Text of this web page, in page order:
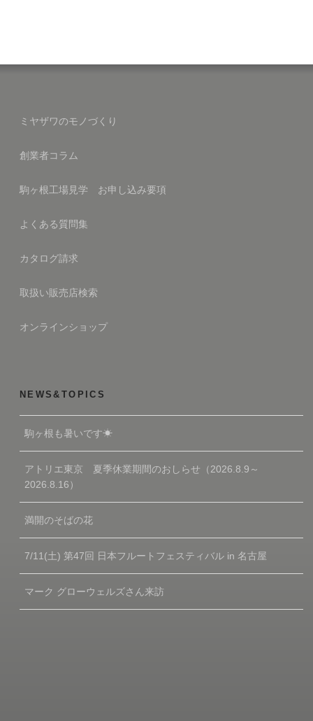
ミヤザワのモノづくり
創業者コラム
駒ヶ根工場見学 お申し込み要項
よくある質問集
カタログ請求
取扱い販売店検索
オンラインショップ
NEWS&TOPICS
駒ヶ根も暑いです☀
アトリエ東京 夏季休業期間のおしらせ（2026.8.9～
2026.8.16）
満開のそばの花
7/11(土) 第47回 日本フルートフェスティバル in 名古屋
マーク グローウェルズさん来訪